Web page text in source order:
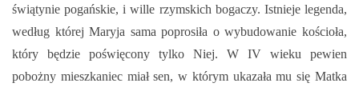
świątynie pogańskie, i wille rzymskich bogaczy. Istnieje legenda,
według której Maryja sama poprosiła o wybudowanie kościoła,
który będzie poświęcony tylko Niej. W IV wieku pewien
pobożny mieszkaniec miał sen, w którym ukazała mu się Matka